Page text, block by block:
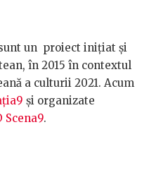
un proiect inițiat și
în 2015 în contextul
a culturii 2021. Acum
și organizate
Scena9.